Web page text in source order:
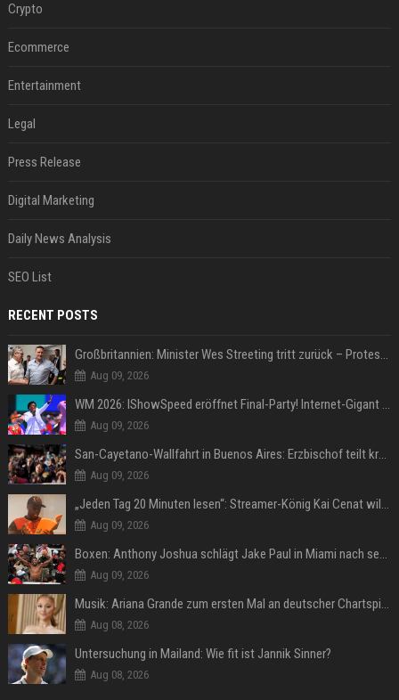
Crypto
Ecommerce
Entertainment
Legal
Press Release
Digital Marketing
Daily News Analysis
SEO List
RECENT POSTS
Großbritannien: Minister Wes Streeting tritt zurück – Protest gegen Keir Starmer
Aug 09, 2026
WM 2026: IShowSpeed eröffnet Final-Party! Internet-Gigant singt einen Song
Aug 09, 2026
San-Cayetano-Wallfahrt in Buenos Aires: Erzbischof teilt kräftig gegen Javier Milei aus
Aug 09, 2026
„Jeden Tag 20 Minuten lesen“: Streamer-König Kai Cenat will wortgewandter werden und seine Community mit ihm
Aug 09, 2026
Boxen: Anthony Joshua schlägt Jake Paul in Miami nach sechs Runden K.o.
Aug 09, 2026
Musik: Ariana Grande zum ersten Mal an deutscher Chartspitze
Aug 08, 2026
Untersuchung in Mailand: Wie fit ist Jannik Sinner?
Aug 08, 2026